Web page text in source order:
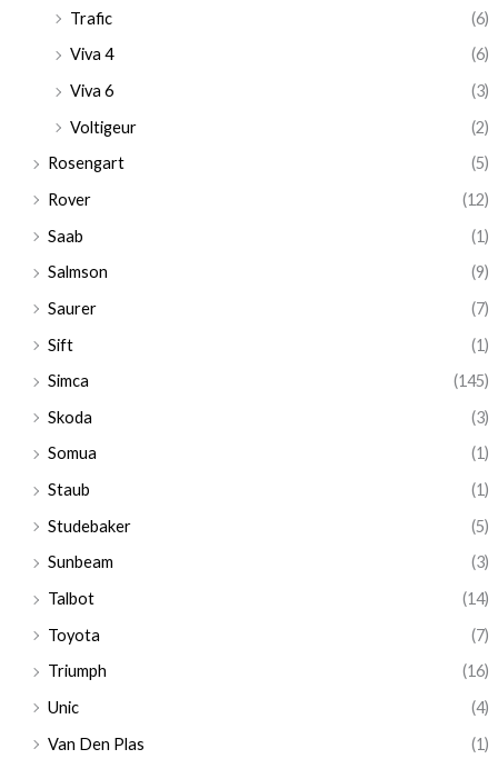
Trafic
(6)
Viva 4
(6)
Viva 6
(3)
Voltigeur
(2)
Rosengart
(5)
Rover
(12)
Saab
(1)
Salmson
(9)
Saurer
(7)
Sift
(1)
Simca
(145)
Skoda
(3)
Somua
(1)
Staub
(1)
Studebaker
(5)
Sunbeam
(3)
Talbot
(14)
Toyota
(7)
Triumph
(16)
Unic
(4)
Van Den Plas
(1)